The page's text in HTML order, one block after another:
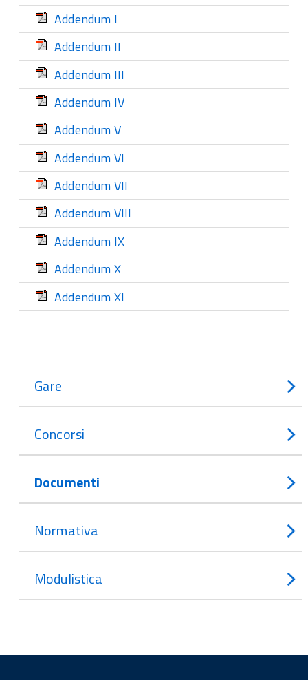
Addendum I
Addendum II
Addendum III
Addendum IV
Addendum V
Addendum VI
Addendum VII
Addendum VIII
Addendum IX
Addendum X
Addendum XI
Gare
Concorsi
Documenti
Normativa
Modulistica